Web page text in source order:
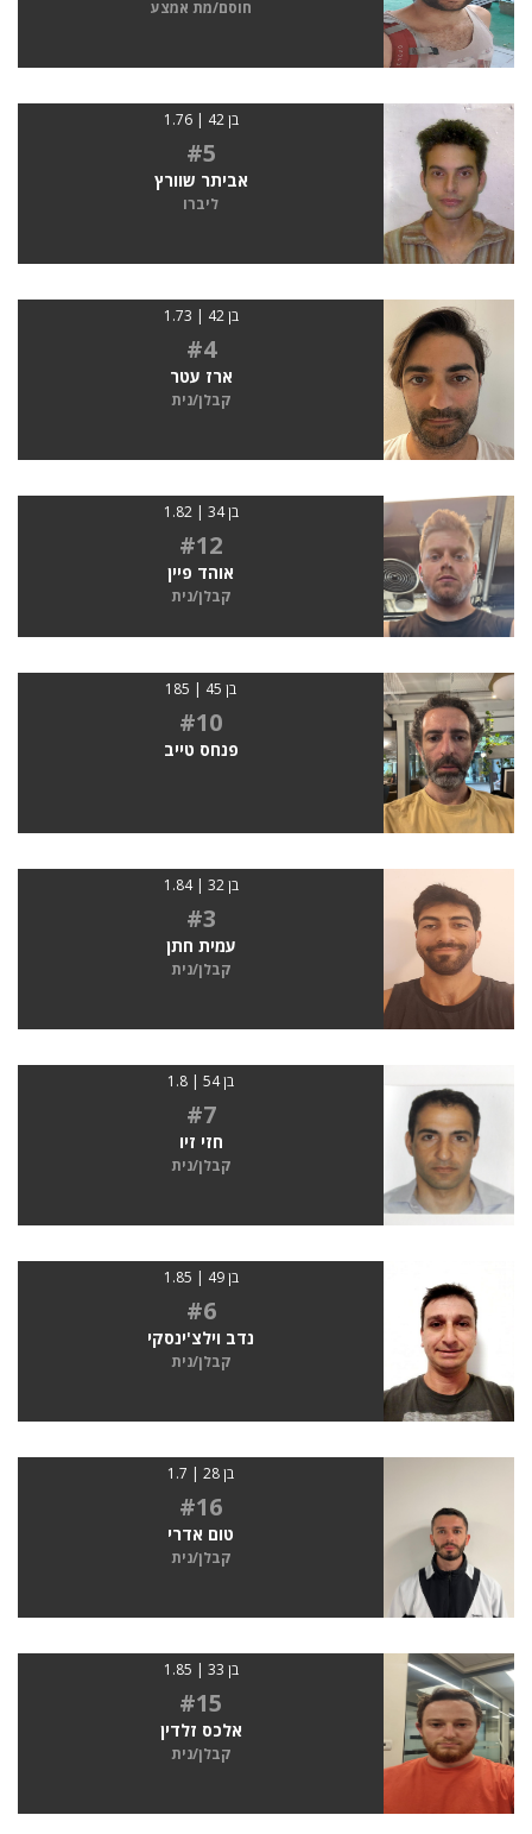
חוסם/מת אמצע
בן 42 | 1.76
#5
אביתר שוורץ
ליברו
בן 42 | 1.73
#4
ארז עטר
קבלן/נית
בן 34 | 1.82
#12
אוהד פיין
קבלן/נית
בן 45 | 185
#10
פנחס טייב
בן 32 | 1.84
#3
עמית חתן
קבלן/נית
בן 54 | 1.8
#7
חזי זיו
קבלן/נית
בן 49 | 1.85
#6
נדב וילצ'ינסקי
קבלן/נית
בן 28 | 1.7
#16
טום אדרי
קבלן/נית
בן 33 | 1.85
#15
אלכס זלדין
קבלן/נית